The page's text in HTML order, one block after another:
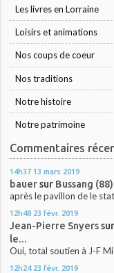
Les livres en Lorraine
Loisirs et animations
Nos coups de coeur
Nos traditions
Notre histoire
Notre patrimoine
Commentaires
14h37 13 mars 2019
bauersur Bussang
après le pavillon de le
12h48 23 févr. 2019
Jean-Pierre Snyerssur
le...
Oui, total soutien à J-F
12h24 23 févr. 2019